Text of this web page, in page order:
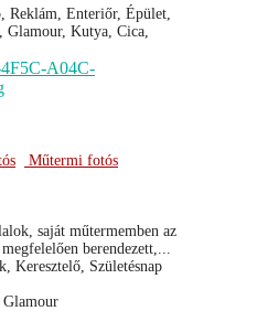
Enteriőr, Épület,
Glamour, Kutya, Cica,
Műtermi fotós
saját műtermemben az
berendezett,...
Keresztelő, Születésnap